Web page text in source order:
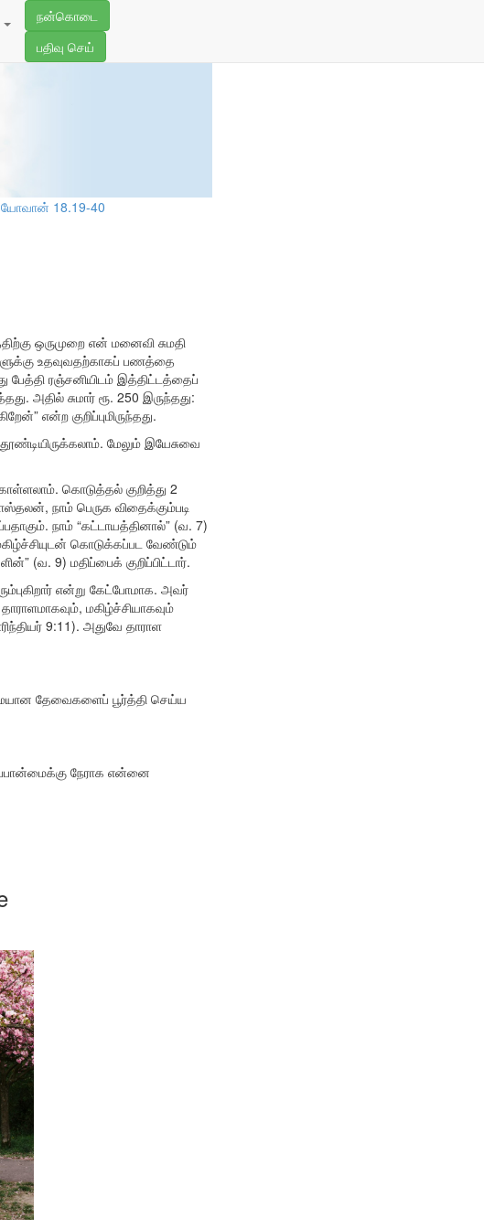
நன்கொடை
பதிவு செய்
09/06/2024
யோவான் 18.19-40
ஒருமுறை என் மனைவி சுமதி
உதவுவதற்காகப் பணத்தை
பேத்தி ரஞ்சனியிடம் இத்திட்டத்தைப்
அதில் சுமார் ரூ. 250 இருந்தது:
என்ற குறிப்புமிருந்தது.
மேலும் இயேசுவை
கொடுத்தல் குறித்து 2
நாம் பெருக விதைக்கும்படி
நாம் “கட்டாயத்தினால்” (வ. 7)
கொடுக்கப்பட வேண்டும்
(வ. 9) மதிப்பைக் குறிப்பிட்டார்.
என்று கேட்போமாக. அவர்
மகிழ்ச்சியாகவும்
9:11). அதுவே தாராள
தேவைகளைப் பூர்த்தி செய்ய
நேராக என்னை